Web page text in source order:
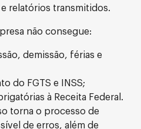
relatórios transmitidos.
não consegue:
demissão, férias e
do FGTS e INSS;
à Receita Federal.
torna o processo de
de erros, além de